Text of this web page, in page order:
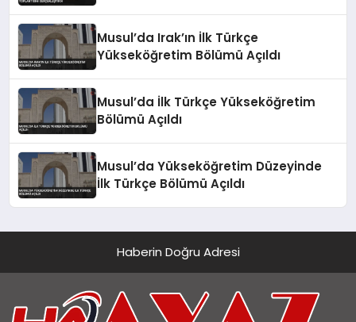
Musul’da Irak’ın İlk Türkçe
Yükseköğretim Bölümü Açıldı
Musul’da İlk Türkçe Yükseköğretim
Bölümü Açıldı
Musul’da Yükseköğretim Düzeyinde
İlk Türkçe Bölümü Açıldı
Haberin Doğru Adresi